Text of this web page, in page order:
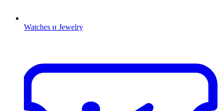
Watches и Jewelry